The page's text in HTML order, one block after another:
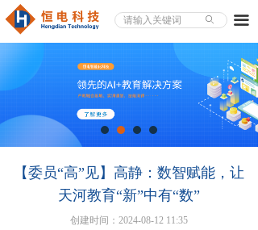
끀
ꄙ
【委员“高”见】高静：数智赋能，让
天河教育“新”中有“数”
创建时间： 2024-08-12 11:35